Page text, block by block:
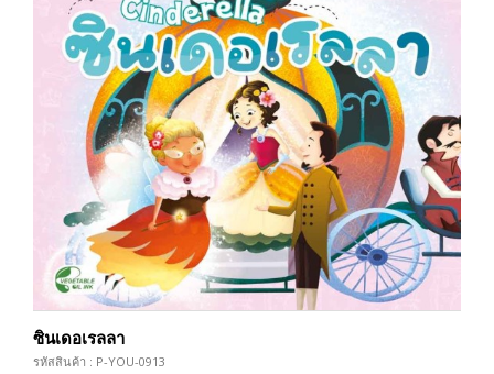
ซินเดอเรลลา
รหัสสินค้า : P-YOU-0913